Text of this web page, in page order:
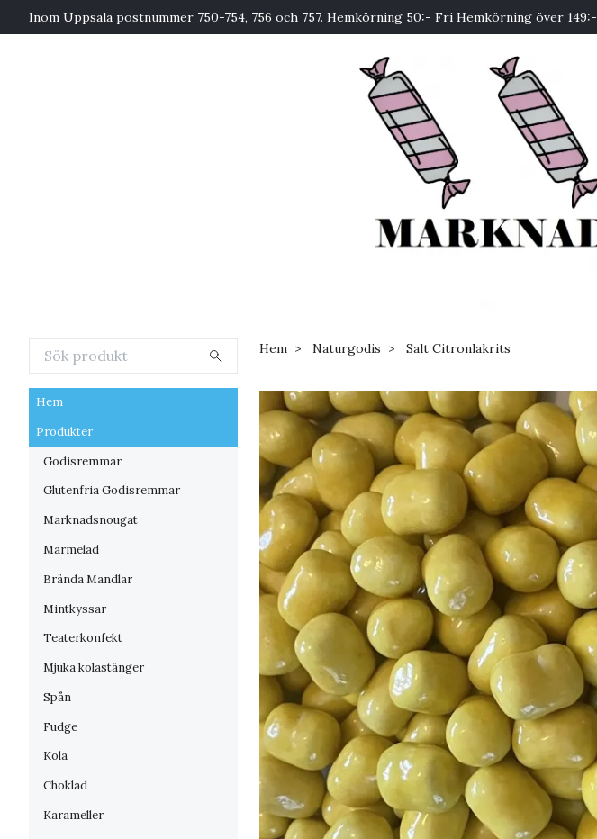
Inom Uppsala postnummer 750-754, 756 och 757. Hemkörning 50:- Fri Hemkörning över 149:-
Hem
Produkter
Godisremmar
Glutenfria Godisremmar
Marknadsnougat
Marmelad
Brända Mandlar
Mintkyssar
Teaterkonfekt
Mjuka kolastänger
Spån
Fudge
Kola
Choklad
Karameller
Hem Naturgodis Salt Citronlakrits